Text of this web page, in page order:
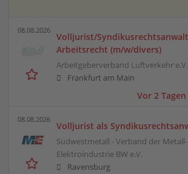
08.08.2026
Volljurist/
Arbeitsrecht (m/w/divers)
Arbeitgeberverband Luftverkehr e.V.
Frankfurt am Main
Vor 2
08.08.2026
Volljurist als
Südwestmetall - Verband der
Elektroindustrie BW e.V.
Ravensburg